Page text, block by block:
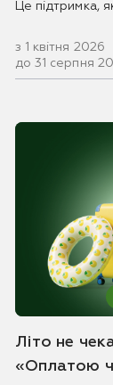
Це підтримка,
з 1 квітня 2026
до 31 серпня
Літо не
«Оплатою